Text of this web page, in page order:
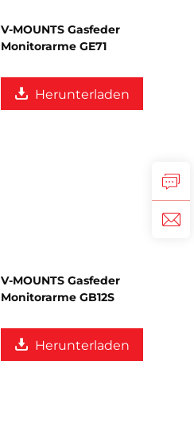
V-MOUNTS Gasfeder
Monitorarme GE71
Herunterladen
V-MOUNTS Gasfeder
Monitorarme GB12S
Herunterladen